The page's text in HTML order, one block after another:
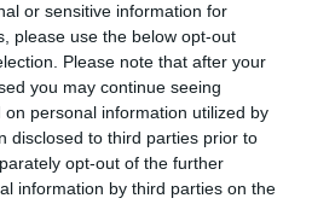
or sensitive information for
please use the below opt-out
Please note that after your
you may continue seeing
personal information utilized by
disclosed to third parties prior to
opt-out of the further
information by third parties on the
d’entre 1 i 5 anys i
dedicada a temps complert
10 per a la primera
en càpsules formatives
mentoria personalitzada